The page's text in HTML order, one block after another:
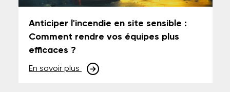
Anticiper l'incendie en site sensible :
Comment rendre vos équipes plus
efficaces ?
En savoir plus